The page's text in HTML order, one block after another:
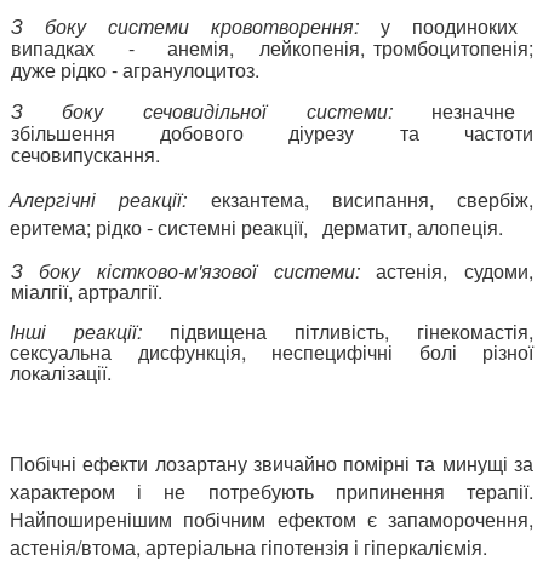
З боку системи кровотворення:
у поодиноких
випадках - анемія, лейкопенія, тромбоцитопенія;
дуже рідко - агранулоцитоз.
З боку сечовидільної системи: незначне
збільшення добового діурезу та частоти
сечовипускання.
Алергічні реакції: екзантема, висипання, свербіж,
еритема; рідко - системні реакції, дерматит, алопеція.
З боку кістково-м'язової системи:астенія, судоми,
міалгії, артралгії.
Інші реакції: підвищена пітливість, гінекомастія,
сексуальна дисфункція, неспецифічні болі різної
локалізації.
Побічні ефекти лозартану звичайно помірні та минущі за
характером і не потребують припинення терапії.
Найпоширенішим побічним ефектом є запаморочення,
астенія/втома, артеріальна гіпотензія і гіперкаліємія.